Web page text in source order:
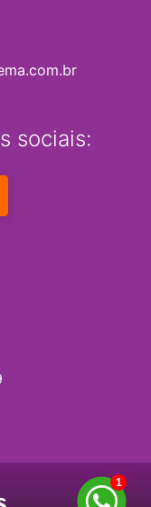
sociais:
1